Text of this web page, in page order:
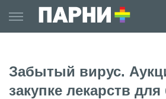
to
content
Забытый вирус.
закупке лекарств